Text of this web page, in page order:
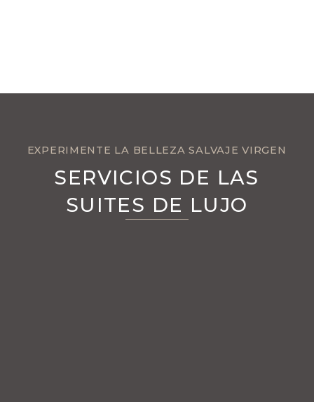
EXPERIMENTE LA BELLEZA SALVAJE VIRGEN
SERVICIOS DE LAS
SUITES DE LUJO